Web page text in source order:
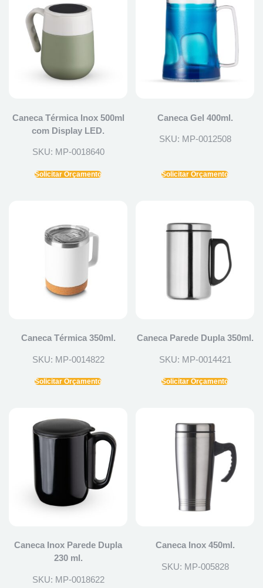
Caneca Térmica Inox 500ml
com Display LED.
SKU: MP-0018640
Solicitar Orçamento
Caneca Gel 400ml.
SKU: MP-0012508
Solicitar Orçamento
Caneca Térmica 350ml.
SKU: MP-0014822
Solicitar Orçamento
Caneca Parede Dupla 350ml.
SKU: MP-0014421
Solicitar Orçamento
Caneca Inox Parede Dupla
230 ml.
SKU: MP-0018622
Caneca Inox 450ml.
SKU: MP-005828